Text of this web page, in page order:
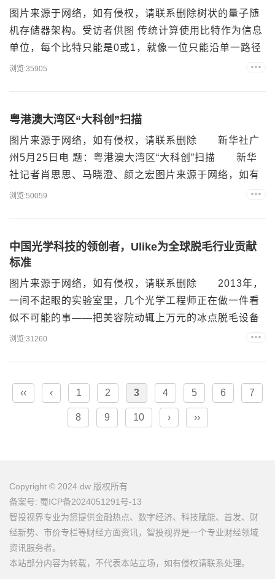
矿电池等实验材料将被用于开展各类太空实验。 未
来人类在...
图片来源于网络，如有侵权，请联系删除树状的量子随
机存储器架构。受访者供图 传统计算使用比特作为信息
单位，每个比特只能是0或1，就像一位只能沿单一路径
前行的旅人；而量子计算使用量子比特，它利用量子叠
“探险家”却面临一个尴尬的瓶颈：它虽能飞速奔走，但
获取数据时却只能像普通人一样一页页地翻书。如果没
有高...
浏览:35905
粤港澳大湾区“大科创”扫描
图片来源于网络，如有侵权，请联系删除 新华社广
州5月25日电 题：粤港澳大湾区“大科创”扫描 新华
社记者肖思思、马晓澄、颜之宏图片来源于网络，如有
侵权，请联系删除 从基础研究、技术攻关，到成果
畅流，广东区域创新能力连续9年居全国首位。世界知识
产权组织的最新排名显示，“深圳—香港—广州”创新集
群已跃...
浏览:50059
中国光学科技的领创者，Ulike为全球脱毛行业贡献
标准
图片来源于网络，如有侵权，请联系删除 2013年，
一间不起眼的实验室里，几个光学工程师正在做一件看
似不可能的事——把美容院动辄上万元的冰点脱毛设备
“塞进”一台巴掌大的家用仪器。 13年后，当Ulike品
实。 5月21日，Ulike携手新华网，以“中国光学科
技，执掌世界美丽”为主题举办全球技术发...
浏览:31260
‹‹ ‹ 1 2 3 4 5 6 7
8 9 10 › ››
Copyright © 2024 dw 版权所有
备案号: 蜀ICP备2024051291号-13
智投视界专业为您提供金融热点、数字经济、科技赋能、首发、财
经新势、市价专栏等财经方面资讯，智投视界是一个专业财经领域
资讯服务者。
本站部分内容为转载，不代表本站立场，如有侵权请联系处理。